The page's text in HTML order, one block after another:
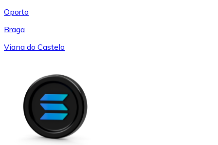
Oporto
Braga
Viana do Castelo